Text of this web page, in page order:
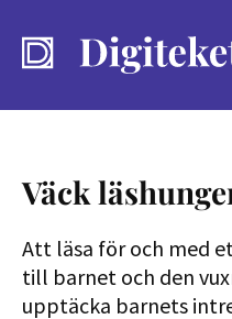
Väck
Att läsa för och med
till barnet och den
upptäcka barnets